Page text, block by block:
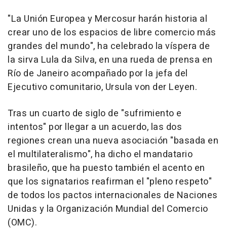
"La Unión Europea y Mercosur harán historia al
crear uno de los espacios de libre comercio más
grandes del mundo", ha celebrado la víspera de
la sirva Lula da Silva, en una rueda de prensa en
Río de Janeiro acompañado por la jefa del
Ejecutivo comunitario, Ursula von der Leyen.
Tras un cuarto de siglo de "sufrimiento e
intentos" por llegar a un acuerdo, las dos
regiones crean una nueva asociación "basada en
el multilateralismo", ha dicho el mandatario
brasileño, que ha puesto también el acento en
que los signatarios reafirman el "pleno respeto"
de todos los pactos internacionales de Naciones
Unidas y la Organización Mundial del Comercio
(OMC).